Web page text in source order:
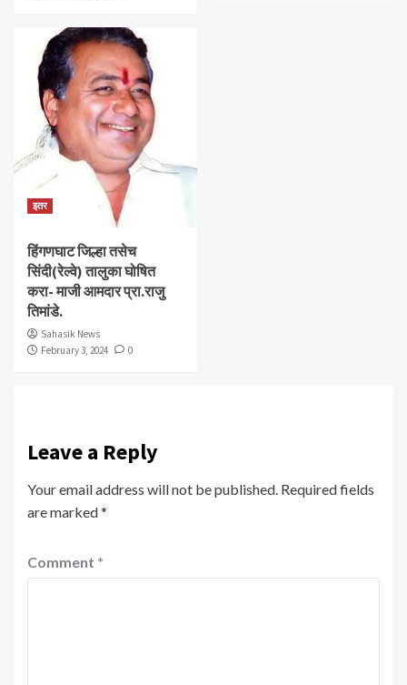
इतर
हिंगणघाट जिल्हा तसेच
सिंदी(रेल्वे) तालुका घोषित
करा- माजी आमदार प्रा.राजु
तिमांडे.
Sahasik News
February 3, 2024
0
Leave a Reply
Your email address will not be published. Required fields
are marked*
Comment *